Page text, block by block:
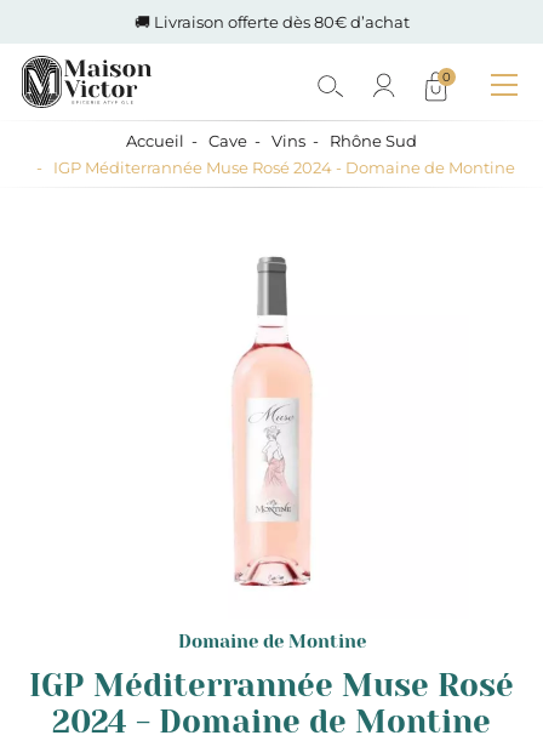
🚚 Livraison offerte dès 80€ d’achat
0
Accueil Cave Vins
Rhône Sud
IGP Méditerrannée Muse Rosé 2024 - Domaine de Montine
Domaine de Montine
IGP Méditerrannée Muse Rosé
2024 - Domaine de Montine